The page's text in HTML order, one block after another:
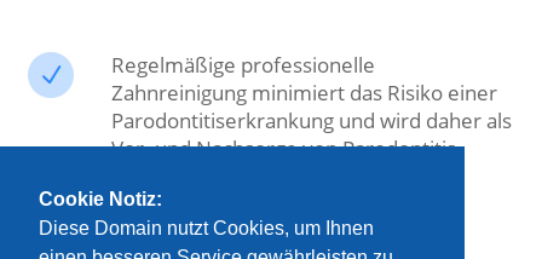
Cookie Notiz:
Diese Domain nutzt Cookies, um Ihnen
Regelmäßige professionelle
Zahnreinigung minimiert das Risiko einer
Parodontitiserkrankung und wird daher als
Vor- und Nachsorge von Parodontitis
zur Leistungsübersicht